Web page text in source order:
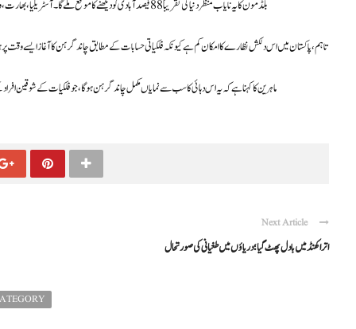
بلڈ مون کا یہ نایاب منظر دنیا کی تقریباً 88 فیصد آبادی کو دیکھنے کا موقع ملے گا۔ آسٹریلیا، بھارت، وسطی ایشیا، جاپان، روس کے مختلف علاقے، مشرقی افریقا اور کچھ دیگر ممالک میں اسے باآسانی دیکھا جا سکے گا۔
تاہم، پاکستان میں اس دلکش نظارے کا امکان کم ہے کیونکہ فلکیاتی حسابات کے مطابق چاند گرہن کا آغاز ایسے
ماہرین کا کہنا ہے کہ یہ اس دہائی کا سب سے نمایاں مکمل چاند گرہن ہوگا، جو فلکیات کے شوقین
Next Article
اتراکھنڈ میں بادل پھٹ گیا ؛ دریاؤں میں طغیانی کی صورتحال